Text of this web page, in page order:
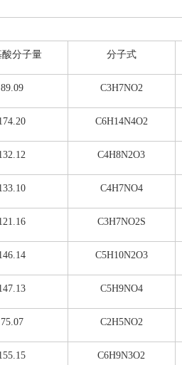
酸分子量 分子式
89.09 C3H7NO2
C6H14N4O2
C4H8N2O3
C4H7NO4
C3H7NO2S
C5H10N2O3
C5H9NO4
75.07 C2H5NO2
C6H9N3O2